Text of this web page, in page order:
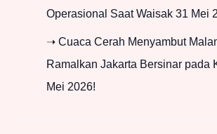
Operasional Saat Waisak 31 Mei
➝ Cuaca Cerah Menyambut
Ramalkan Jakarta Bersinar pada
Mei 2026!